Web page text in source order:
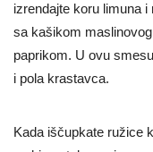
izrendajte koru limuna
sa kašikom
paprikom. U ovu
i pola krastavca.
Kada iščupkate ružice